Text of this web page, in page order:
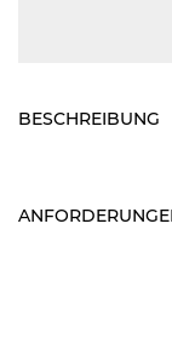
BESCHREIBUNG